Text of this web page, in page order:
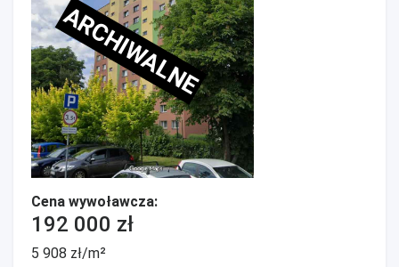
ARCHIWALNE
Cena wywoławcza:
192 000 zł
5 908 zł/m²